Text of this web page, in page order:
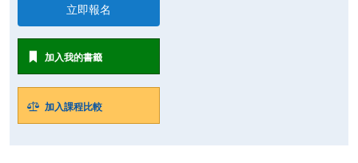
立即報名
加入我的書籤
加入課程比較